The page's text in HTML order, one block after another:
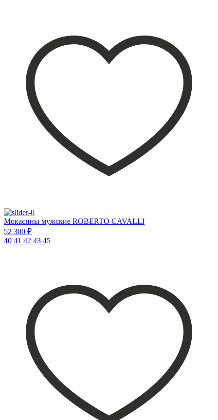
Мокасины мужские ROBERTO CAVALLI
52 300 ₽
40 41 42 43 45